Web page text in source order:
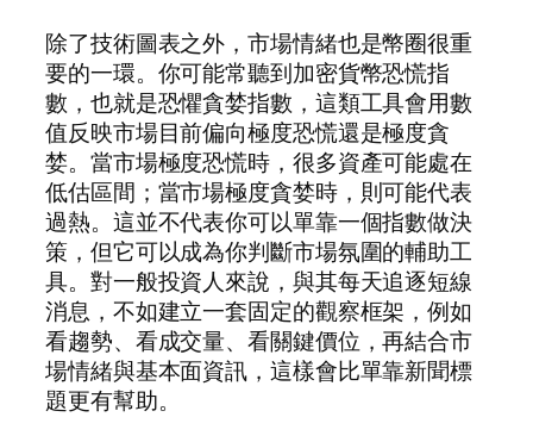
除了技術圖表之外，市場情緒也是幣圈很重
要的一環。你可能常聽到加密貨幣恐慌指
數，也就是恐懼貪婪指數，這類工具會用數
值反映市場目前偏向極度恐慌還是極度貪
婪。當市場極度恐慌時，很多資產可能處在
低估區間；當市場極度貪婪時，則可能代表
過熱。這並不代表你可以單靠一個指數做決
策，但它可以成為你判斷市場氛圍的輔助工
具。對一般投資人來說，與其每天追逐短線
消息，不如建立一套固定的觀察框架，例如
看趨勢、看成交量、看關鍵價位，再結合市
場情緒與基本面資訊，這樣會比單靠新聞標
題更有幫助。